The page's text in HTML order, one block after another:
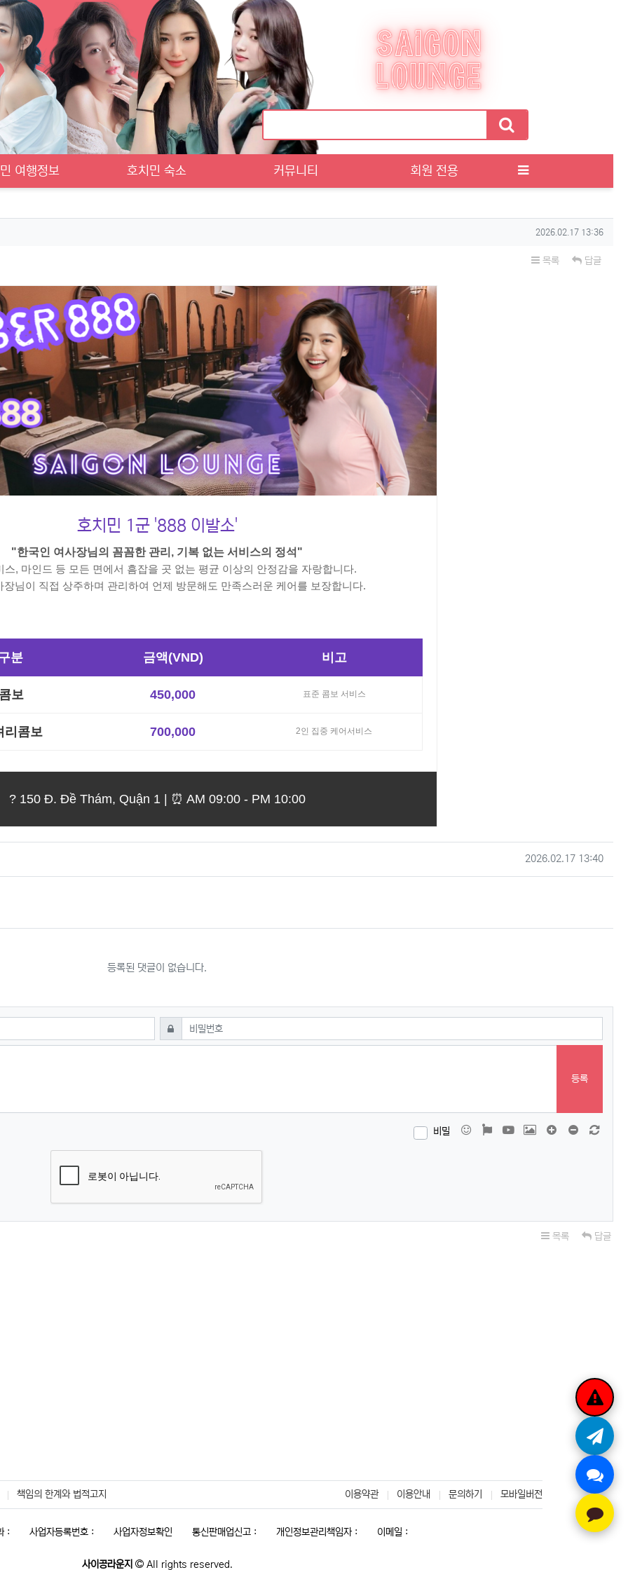
여행정보 호치민 숙소 커뮤니티 회원 전용
작성일
2026.02.17 13:36
목록 답글
호치민 1군 '888 이발소'
"한국인 여사장님의 꼼꼼한 관리, 기복 없는 서비스의 정석"
스, 마인드 등 모든 면에서 흠잡을 곳 없는 평균 이상의 안정감을 자랑합니다.
장님이 직접 상주하며 관리하여 언제 방문해도 만족스러운 케어를 보장합니다.
분 금액(VND) 비고
보 450,000 표준 콤보 서비스
리콤보 700,000 2인 집중 케어서비스
? 150 Đ. Đề Thám, Quận 1 | ⏰ AM 09:00 - PM 10:00
작성일
2026.02.17 13:40
등록된 댓글이 없습니다.
비밀번호필수
등록
비밀 이모티콘폰트어썸동영상 이미지 댓글창 늘이기댓글창 줄이
목록 답글
책임의 한계와 법적고지 이용약관 이용안내 문의하기 모바일버전
: 사업자등록번호 : 사업자정보확인 통신판매업신고 : 개인정보관리책임자 : 이메일 :
사이공라운지 All rights reserved.